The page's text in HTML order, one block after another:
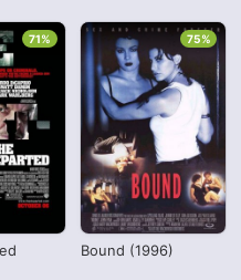
71%
Bound (1996)
75%